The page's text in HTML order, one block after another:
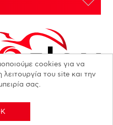
cookies για να
του site και την
σας.